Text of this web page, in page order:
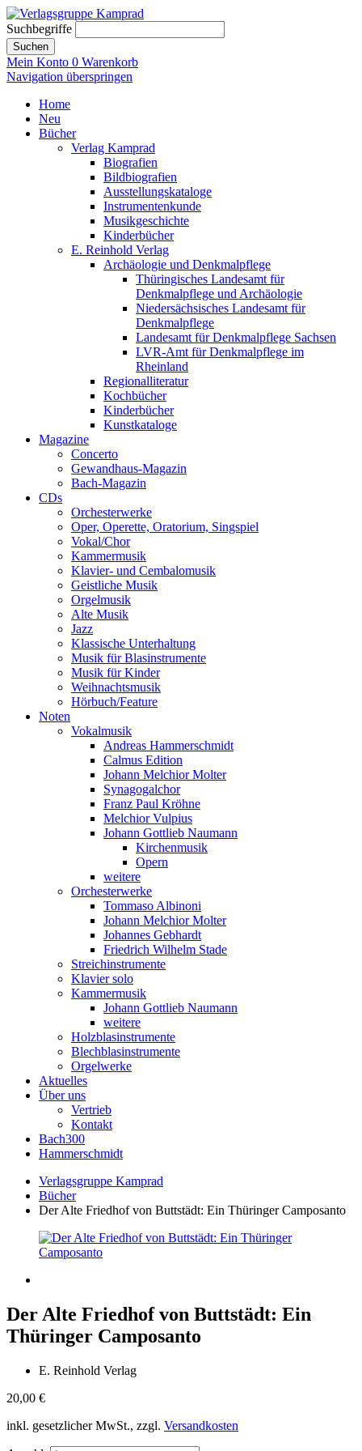
Suchbegriffe
Suchen
Mein Konto 0 Warenkorb
Navigation überspringen
Home
Neu
Bücher
Verlag Kamprad
Biografien
Bildbiografien
Ausstellungskataloge
Instrumentenkunde
Musikgeschichte
Kinderbücher
E. Reinhold Verlag
Archäologie und Denkmalpflege
Thüringisches Landesamt für
Denkmalpflege und Archäologie
Niedersächsisches Landesamt für
Denkmalpflege
Landesamt für Denkmalpflege Sachsen
LVR-Amt für Denkmalpflege im
Rheinland
Regionalliteratur
Kochbücher
Kinderbücher
Kunstkataloge
Magazine
Concerto
Gewandhaus-Magazin
Bach-Magazin
CDs
Orchesterwerke
Oper, Operette, Oratorium, Singspiel
Vokal/Chor
Kammermusik
Klavier- und Cembalomusik
Geistliche Musik
Orgelmusik
Alte Musik
Jazz
Klassische Unterhaltung
Musik für Blasinstrumente
Musik für Kinder
Weihnachtsmusik
Hörbuch/Feature
Noten
Vokalmusik
Andreas Hammerschmidt
Calmus Edition
Johann Melchior Molter
Synagogalchor
Franz Paul Kröhne
Melchior Vulpius
Johann Gottlieb Naumann
Kirchenmusik
Opern
weitere
Orchesterwerke
Tommaso Albinoni
Johann Melchior Molter
Johannes Gebhardt
Friedrich Wilhelm Stade
Streichinstrumente
Klavier solo
Kammermusik
Johann Gottlieb Naumann
weitere
Holzblasinstrumente
Blechblasinstrumente
Orgelwerke
Aktuelles
Über uns
Vertrieb
Kontakt
Bach300
Hammerschmidt
Verlagsgruppe Kamprad
Bücher
Der Alte Friedhof von Buttstädt: Ein Thüringer Camposanto
Der Alte Friedhof von Buttstädt: Ein
Thüringer Camposanto
E. Reinhold Verlag
20,00 €
inkl. gesetzlicher MwSt., zzgl. Versandkosten